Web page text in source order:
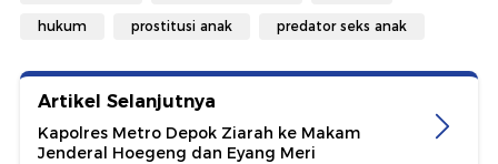
hukum prostitusi anak predator seks anak
Artikel Selanjutnya
Kapolres Metro Depok Ziarah ke Makam
Jenderal Hoegeng dan Eyang Meri